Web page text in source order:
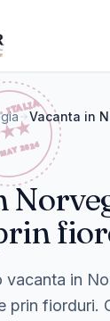
vacanta in
prin fiorduri.